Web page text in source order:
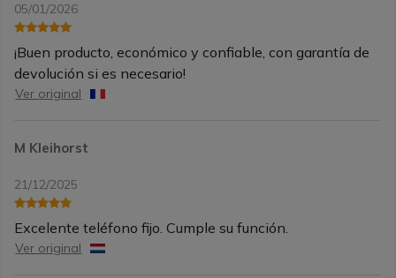
05/01/2026
¡Buen producto, económico y confiable, con garantía de
devolución si es necesario!
Ver original
M Kleihorst
21/12/2025
Excelente teléfono fijo. Cumple su función.
Ver original